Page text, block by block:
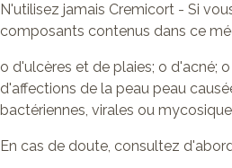
N'utilisez jamais Cremicort - Si
composants contenus dans ce
o d'ulcères et de plaies; o d'acné;
d'affections de la peau peau
bactériennes, virales ou
En cas de doute, consultez